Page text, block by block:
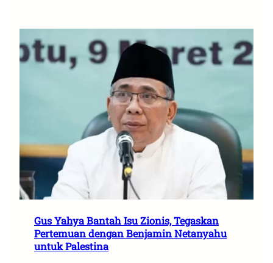
Gus Yahya Bantah Isu Zionis, Tegaskan
Pertemuan dengan Benjamin Netanyahu
untuk Palestina